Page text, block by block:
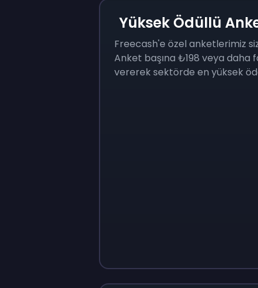
Yüksek Ödüllü
Freecash'e özel anketlerimiz
Anket başına ₺198 veya daha
vererek sektörde en yüksek